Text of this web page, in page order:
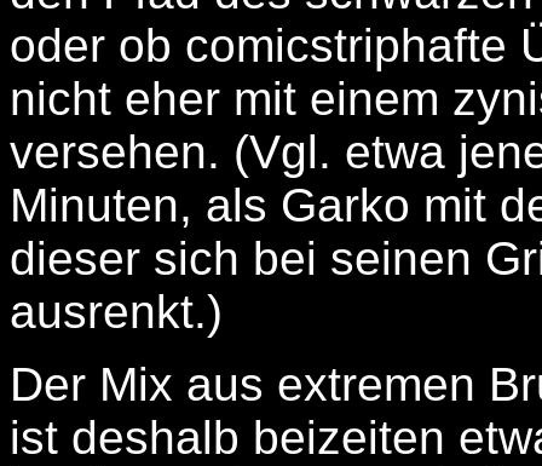
oder ob comicstriphafte
nicht eher mit einem
versehen. (Vgl. etwa
Minuten, als Garko mit
dieser sich bei seinen
ausrenkt.)
Der Mix aus extremen
ist deshalb beizeiten